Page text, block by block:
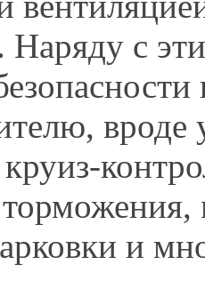
с
вроде
и